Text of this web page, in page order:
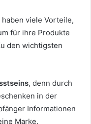
viele Vorteile,
für ihre Produkte
den wichtigsten
, denn durch
in der
Informationen
Marke.